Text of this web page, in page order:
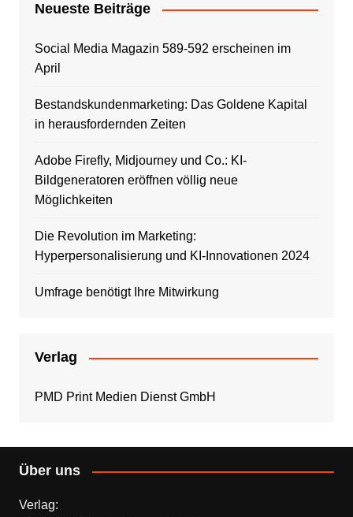
Neueste Beiträge
Social Media Magazin 589-592 erscheinen im
April
Bestandskundenmarketing: Das Goldene Kapital
in herausfordernden Zeiten
Adobe Firefly, Midjourney und Co.: KI-
Bildgeneratoren eröffnen völlig neue
Möglichkeiten
Die Revolution im Marketing:
Hyperpersonalisierung und KI-Innovationen 2024
Umfrage benötigt Ihre Mitwirkung
Verlag
PMD Print Medien Dienst GmbH
Über uns
Verlag: